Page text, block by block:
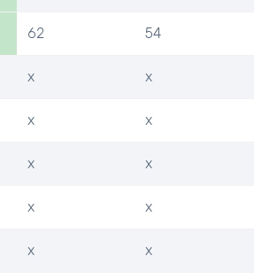
62 54
x x
x x
x x
x x
x x